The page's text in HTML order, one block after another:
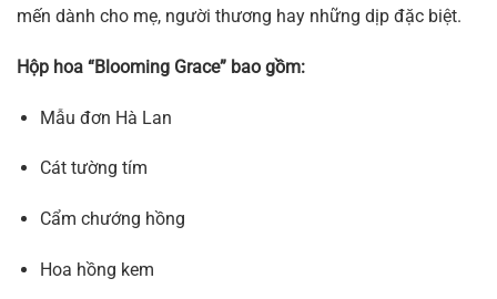
mến dành cho mẹ, người thương hay những dịp đặc biệt.
Hộp hoa “Blooming Grace” bao gồm:
Mẫu đơn Hà Lan
Cát tường tím
Cẩm chướng hồng
Hoa hồng kem